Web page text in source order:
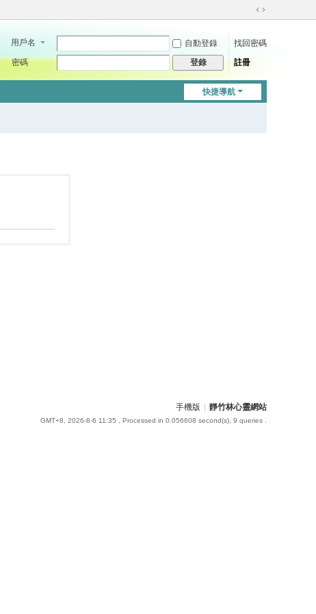
切
到
用戶名 自動登錄
找回密碼
密碼
登錄 註冊
快捷導航
手機版 靜竹林心靈網站
GMT+8, 2026-8-6 11:35 , Processed in 0.056608 second(s), 9 queries .